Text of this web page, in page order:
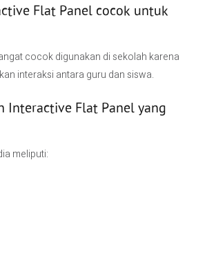
Flat Panel cocok untuk
cocok digunakan di sekolah karena
interaksi antara guru dan siswa.
Interactive Flat Panel yang
meliputi: